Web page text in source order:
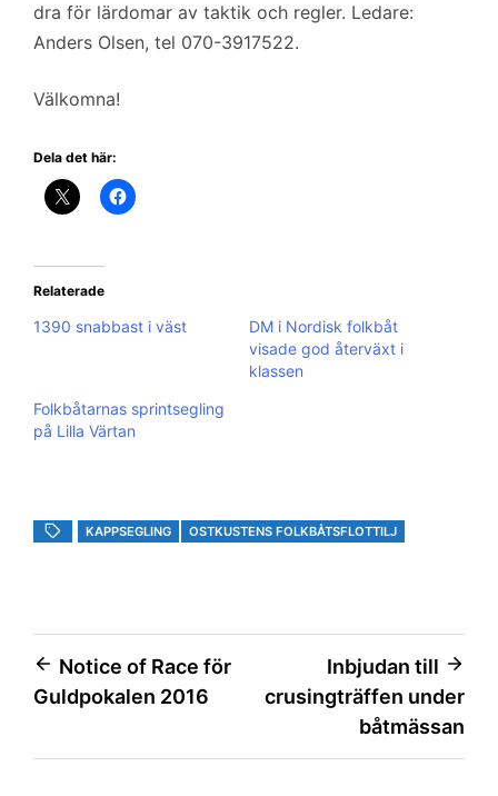
dra för lärdomar av taktik och regler. Ledare:
Anders Olsen, tel 070-3917522.
Välkomna!
Dela det här:
Relaterade
1390 snabbast i väst
DM i Nordisk folkbåt
visade god återväxt i
klassen
Folkbåtarnas sprintsegling
på Lilla Värtan
KAPPSEGLING OSTKUSTENS FOLKBÅTSFLOTTILJ
Inläggsnavigering
Notice of Race för
Guldpokalen 2016
Inbjudan till
crusingträffen under
båtmässan